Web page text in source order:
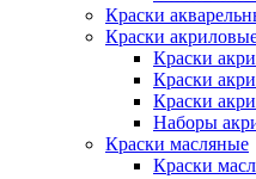
Краски
Краски
Краски
Краски
Краски
Наборы
Краски масляные
Краски